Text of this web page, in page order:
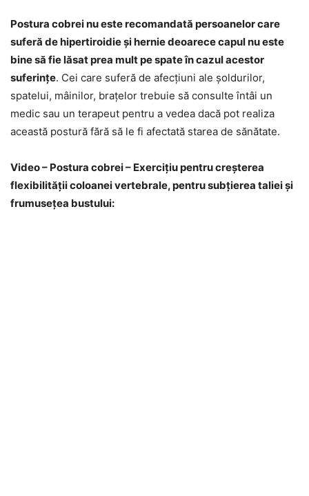
Postura cobrei nu este recomandată persoanelor care
suferă de hipertiroidie și hernie deoarece capul nu este
bine să fie lăsat prea mult pe spate în cazul acestor
suferințe. Cei care suferă de afecțiuni ale șoldurilor,
spatelui, mâinilor, brațelor trebuie să consulte întâi un
medic sau un terapeut pentru a vedea dacă pot realiza
această postură fără să le fi afectată starea de sănătate.
Video – Postura cobrei – Exercițiu pentru creșterea
flexibilității coloanei vertebrale, pentru subțierea taliei și
frumusețea bustului: